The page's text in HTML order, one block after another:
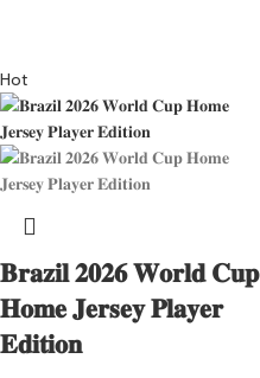
Hot
𝐁𝐫𝐚𝐳𝐢𝐥 𝟐𝟎𝟐𝟔 𝐖𝐨𝐫𝐥𝐝 𝐂𝐮𝐩
𝐇𝐨𝐦𝐞 𝐉𝐞𝐫𝐬𝐞𝐲 𝐏𝐥𝐚𝐲𝐞𝐫
𝐄𝐝𝐢𝐭𝐢𝐨𝐧